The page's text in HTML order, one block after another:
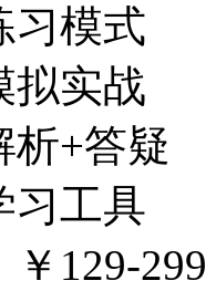
习模式
拟实战
析+答疑
习工具
￥129-299